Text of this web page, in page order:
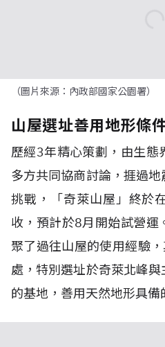
（圖片來源：內政部國家公園署）
山屋選址善用地形條
歷經 3年精心策劃，由生態
多方共同協商討論，捱過
挑戰，「奇萊山屋」終於
收，預計於8月開始試營運